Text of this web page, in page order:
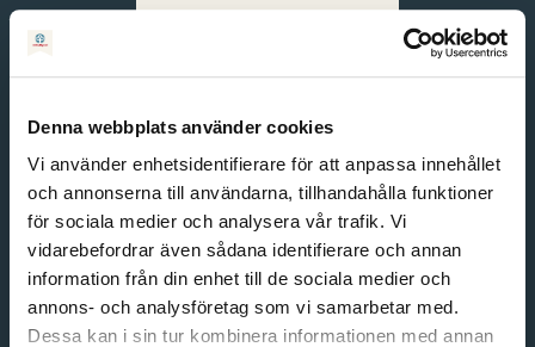
Denna webbplats använder cookies
Vi använder enhetsidentifierare för att anpassa innehållet
och annonserna till användarna, tillhandahålla funktioner
för sociala medier och analysera vår trafik. Vi
vidarebefordrar även sådana identifierare och annan
information från din enhet till de sociala medier och
annons- och analysföretag som vi samarbetar med.
Dessa kan i sin tur kombinera informationen med annan
English
Svenska